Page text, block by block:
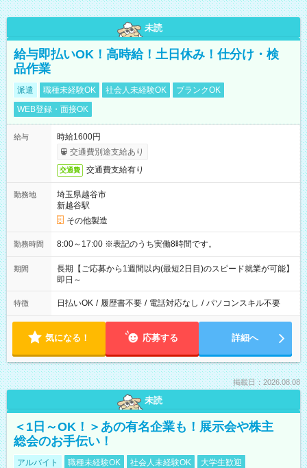
未読
給与即払いOK！高時給！土日休み！仕分け・検
品作業
派遣 職種未経験OK 社会人未経験OK
ブランクOK
WEB登録・面接OK
給与
時給1600円
交通費別途支給あり
交通費 交通費支給有り
勤務地
埼玉県越谷市
新越谷駅
その他製造
勤務時間 8:00～17:00 ※表記のうち実働8時間です。
期間
長期【ご応募から1週間以内(最短2日目)のスピード就業が可能】
即日～
特徴 日払いOK / 履歴書不要 / 電話対応なし / パソコンスキル不要
気になる！ 応募する 詳細へ
掲載日：2026.08.08
未読
＜1日～OK！＞あの有名企業も！展示会や株主
総会のお手伝い！
アルバイト 職種未経験OK 社会人未経験OK
大学生歓迎